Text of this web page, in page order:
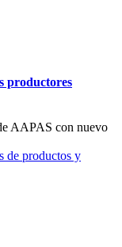
productores
AAPAS con nuevo
de productos y